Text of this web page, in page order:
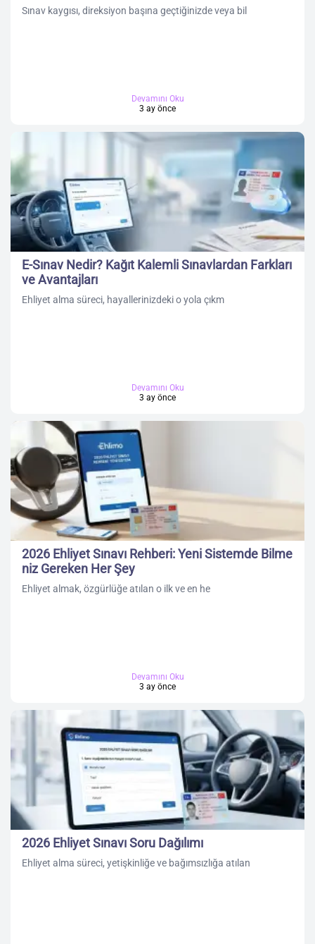
Sınav kaygısı, direksiyon başına geçtiğinizde veya bil
Devamını Oku
3 ay önce
E-Sınav Nedir? Kağıt Kalemli Sınavlardan Farkları
ve Avantajları
Ehliyet alma süreci, hayallerinizdeki o yola çıkm
Devamını Oku
3 ay önce
2026 Ehliyet Sınavı Rehberi: Yeni Sistemde Bilme
niz Gereken Her Şey
Ehliyet almak, özgürlüğe atılan o ilk ve en he
Devamını Oku
3 ay önce
2026 Ehliyet Sınavı Soru Dağılımı
Ehliyet alma süreci, yetişkinliğe ve bağımsızlığa atılan